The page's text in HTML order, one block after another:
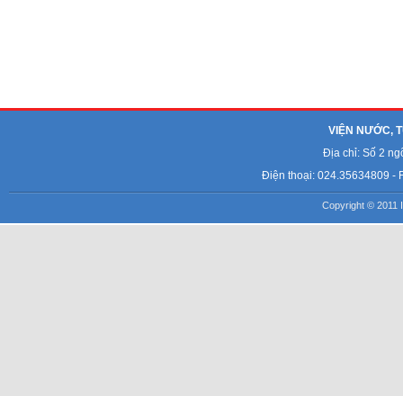
VIỆN NƯỚC,
Địa chỉ: Số 2
Điện thoại: 024.35634809 -
Copyright © 2011